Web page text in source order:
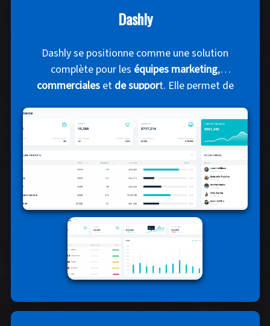
Dashly
Dashly se positionne comme une solution
complète pour les équipes marketing,
commercialesetde support. Elle permet de
les réponses
suivre les performances en
temps réel